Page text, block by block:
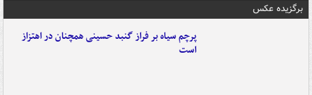
برگزیده عکس
پرچم سیاه بر فراز گنبد حسینی همچنان در اهتزاز
است